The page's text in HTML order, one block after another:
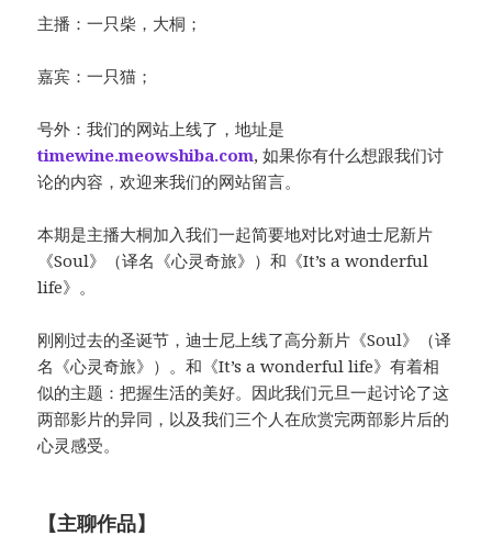
主播：一只柴，大桐；
嘉宾：一只猫；
号外：我们的网站上线了，地址是
timewine.meowshiba.com, 如果你有什么想跟我们讨
论的内容，欢迎来我们的网站留言。
本期是主播大桐加入我们一起简要地对比对迪士尼新片
《Soul》（译名《心灵奇旅》）和《It’s a wonderful
life》。
刚刚过去的圣诞节，迪士尼上线了高分新片《Soul》（译
名《心灵奇旅》）。和《It’s a wonderful life》有着相
似的主题：把握生活的美好。因此我们元旦一起讨论了这
两部影片的异同，以及我们三个人在欣赏完两部影片后的
心灵感受。
【主聊作品】